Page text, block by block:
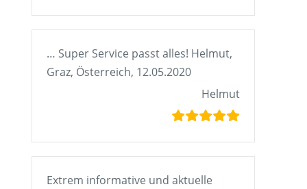
… Super Service passt alles! Helmut,
Graz, Österreich, 12.05.2020
Helmut
Extrem informative und aktuelle